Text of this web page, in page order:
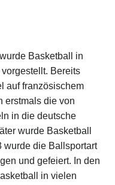
Basketball in
Bereits
auf französischem
erstmals die von
in die deutsche
wurde Basketball
wurde die Ballsportart
und gefeiert. In den
in vielen